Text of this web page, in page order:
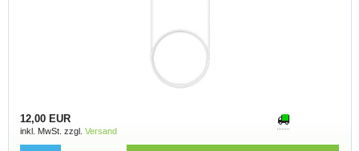
12,00 EUR
inkl. MwSt. zzgl. Versand